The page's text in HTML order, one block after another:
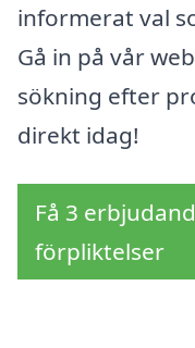
informerat val
Gå in på vår
sökning efter
direkt idag!
Få 3
förpliktelser